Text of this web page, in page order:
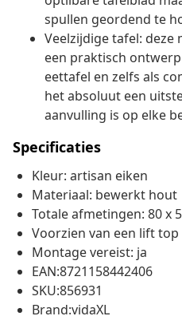
spullen geordend te
Veelzijdige tafel:
een praktisch
eettafel en zelfs als
het absoluut een
aanvulling is op elke
Specificaties
Kleur: artisan eiken
Materiaal: bewerkt hout
Totale afmetingen: 80 x
Voorzien van een lift top
Montage vereist: ja
EAN:8721158442406
SKU:856931
Brand:vidaXL